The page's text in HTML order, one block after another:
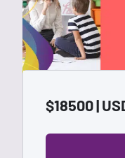
$18500 |